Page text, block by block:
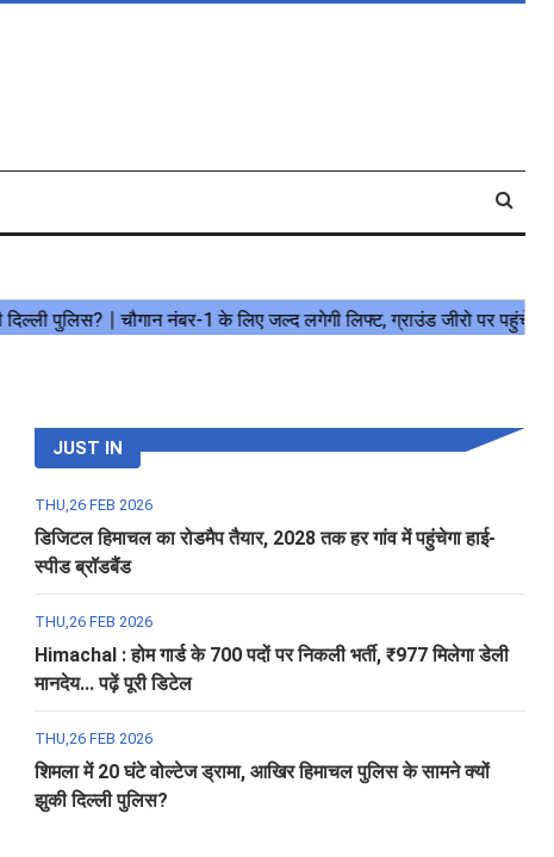
JUST IN
THU,26 FEB 2026
डिजिटल हिमाचल का रोडमैप तैयार, 2028 तक हर गांव में पहुंचेगा हाई-
स्पीड ब्रॉडबैंड
THU,26 FEB 2026
Himachal : होम गार्ड के 700 पदों पर निकली भर्ती, ₹977 मिलेगा डेली
मानदेय... पढ़ें पूरी डिटेल
THU,26 FEB 2026
शिमला में 20 घंटे वोल्टेज ड्रामा, आखिर हिमाचल पुलिस के सामने क्यों
झुकी दिल्ली पुलिस?